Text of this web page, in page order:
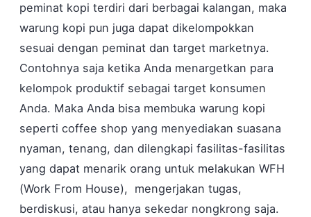
peminat kopi terdiri dari berbagai kalangan, maka
warung kopi pun juga dapat dikelompokkan
sesuai dengan peminat dan target marketnya.
Contohnya saja ketika Anda menargetkan para
kelompok produktif sebagai target konsumen
Anda. Maka Anda bisa membuka warung kopi
seperti coffee shop yang menyediakan suasana
nyaman, tenang, dan dilengkapi fasilitas-fasilitas
yang dapat menarik orang untuk melakukan WFH
(Work From House), mengerjakan tugas,
berdiskusi, atau hanya sekedar nongkrong saja.